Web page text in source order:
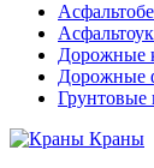
Дорожные
Дорожные
Грунтовые
Краны